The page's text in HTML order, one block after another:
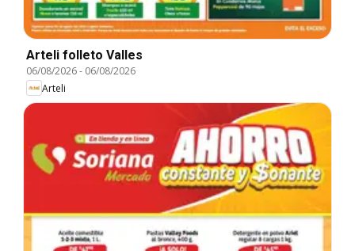
Arteli folleto Valles
06/08/2026- 06/08/2026
Arteli